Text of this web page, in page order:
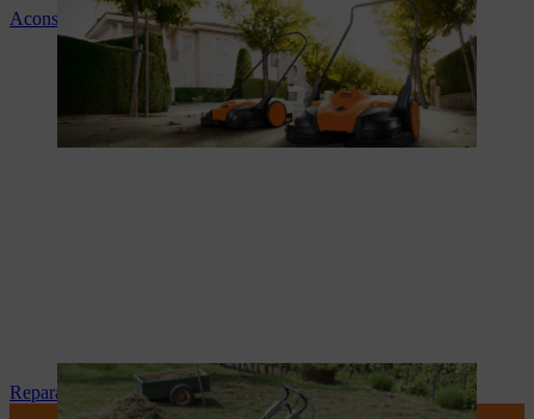
Aconselhamento e instruções sobre os produtos
Reparação e manutenção